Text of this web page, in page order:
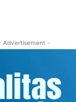
Advertisement -